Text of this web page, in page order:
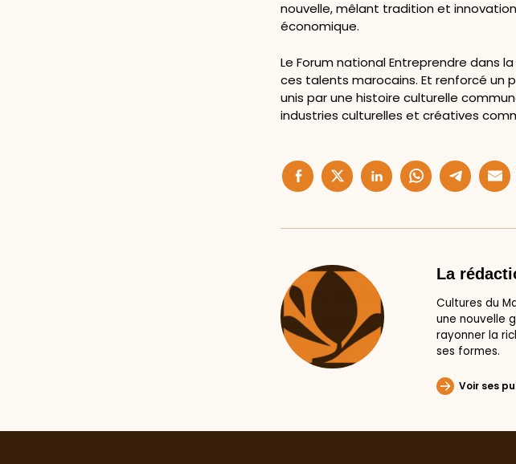
nouvelle, mêlant tradition et
économique.
Le Forum national Entreprendre dans
ces talents marocains. Et renforcé un
unis par une histoire culturelle
industries culturelles et créatives
La
Cultures du
une nouvelle
rayonner la
ses formes.
Voir ses